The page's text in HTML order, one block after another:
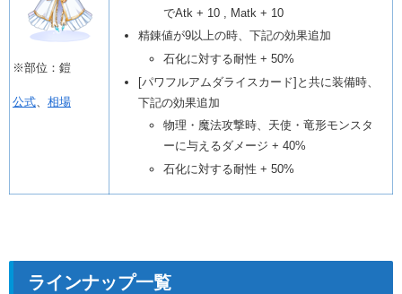
※部位：鎧
公式 相場
でAtk + 10 , Matk + 10
精錬値が9以上の時、下記の効果追加
石化に対する耐性 + 50%
[パワフルアムダライスカード]と共に装備時、
下記の効果追加
物理・魔法攻撃時、天使・竜形モンスタ
ーに与えるダメージ + 40%
石化に対する耐性 + 50%
ラインナップ一覧